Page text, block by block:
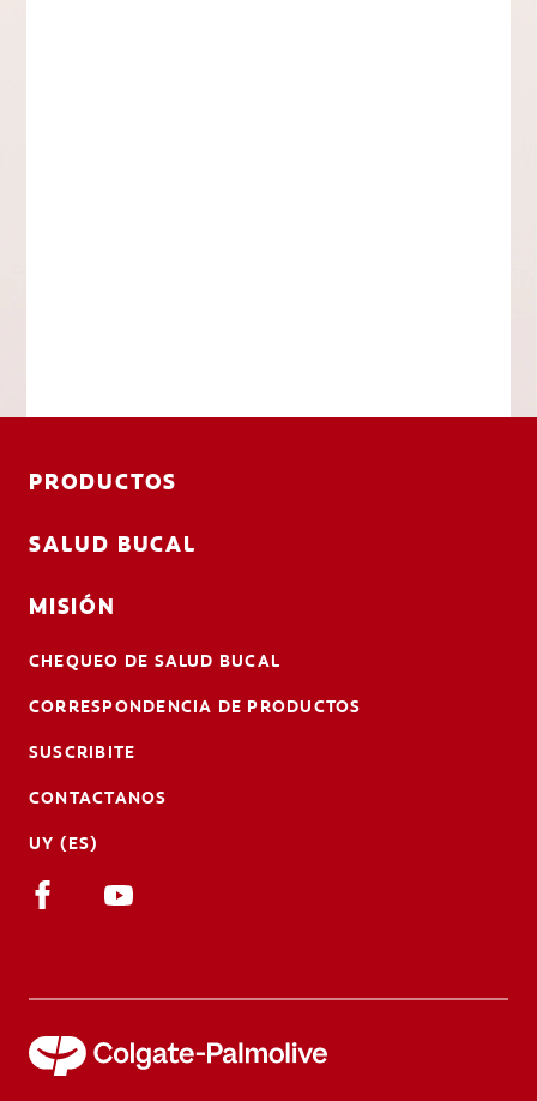
PRODUCTOS
SALUD BUCAL
MISIÓN
CHEQUEO DE SALUD BUCAL
CORRESPONDENCIA DE PRODUCTOS
SUSCRIBITE
CONTACTANOS
UY (ES)